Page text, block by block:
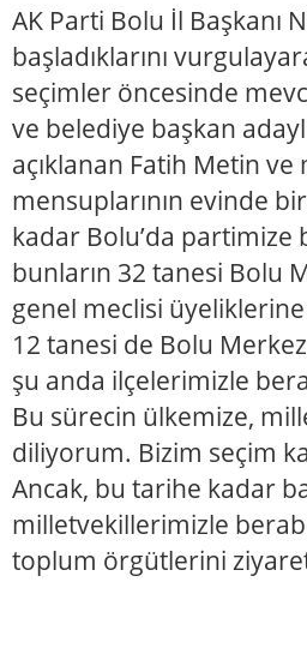
AK Parti Bolu İl Başkanı
başladıklarını
seçimler öncesinde
ve belediye başkan
açıklanan Fatih Metin
mensuplarının evinde
kadar Bolu’da
bunların 32 tanesi Bolu
genel meclisi
12 tanesi de Bolu
şu anda ilçelerimizle
Bu sürecin ülkemize,
diliyorum. Bizim seçim
Ancak, bu tarihe kadar
milletvekillerimizle
toplum örgütlerini